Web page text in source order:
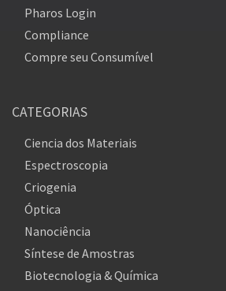
Pharos Login
Compliance
Compre seu Consumível
CATEGORIAS
Ciencia dos Materiais
Espectroscopia
Criogenia
Óptica
Nanociência
Síntese de Amostras
Biotecnologia & Química